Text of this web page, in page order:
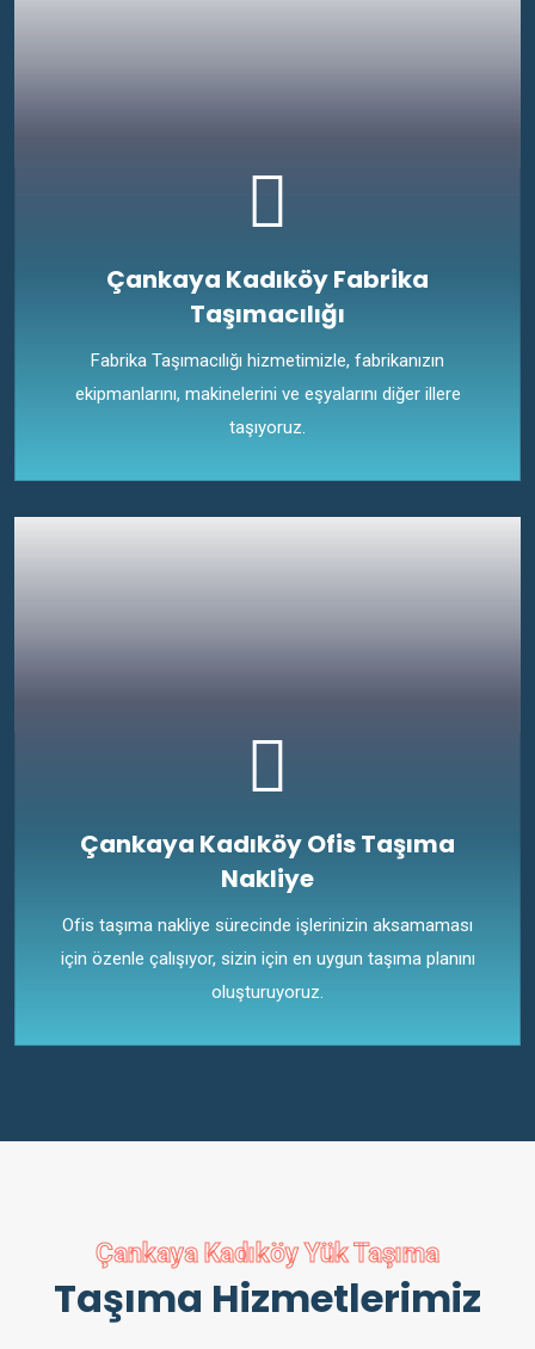
Çankaya Kadıköy Fabrika
Taşımacılığı
Fabrika Taşımacılığı hizmetimizle, fabrikanızın
ekipmanlarını, makinelerini ve eşyalarını diğer illere
taşıyoruz.
Çankaya Kadıköy Ofis Taşıma
Nakliye
Ofis taşıma nakliye sürecinde işlerinizin aksamaması
için özenle çalışıyor, sizin için en uygun taşıma planını
oluşturuyoruz.
Çankaya Kadıköy Yük Taşıma
Taşıma Hizmetlerimiz